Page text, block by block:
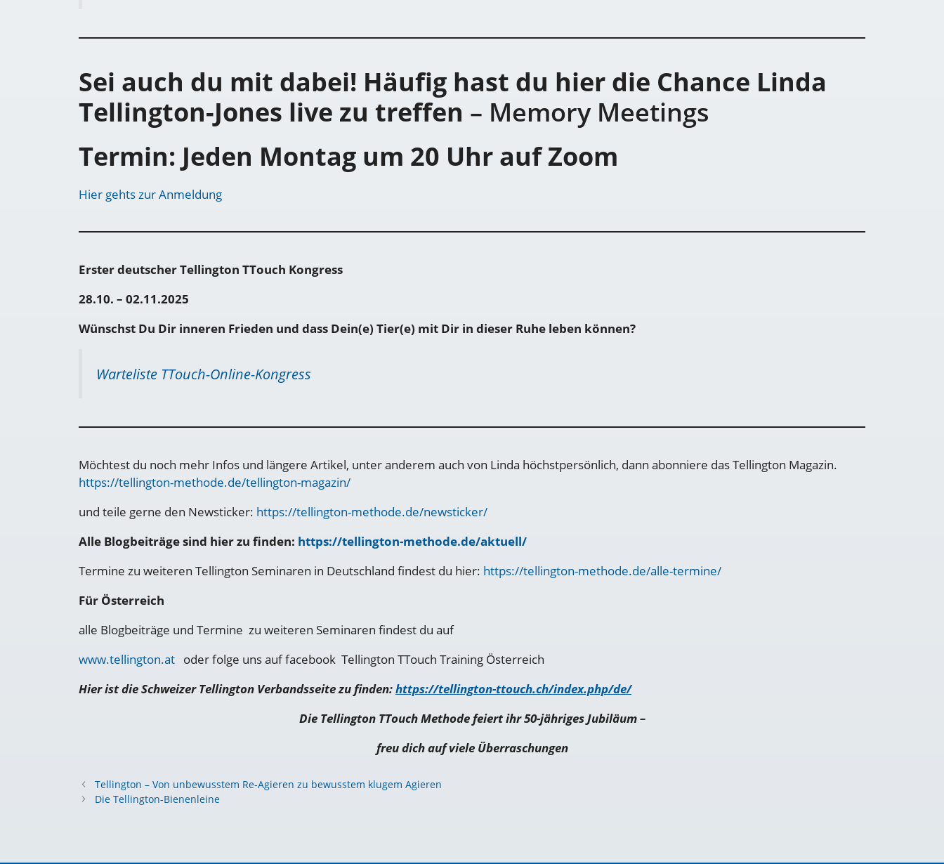
Sei auch du mit dabei! Häufig hast du hier die Chance Linda
Tellington-Jones live zu treffen – Memory Meetings
Termin: Jeden Montag um 20 Uhr auf Zoom
Hier gehts zur Anmeldung
Erster deutscher Tellington TTouch Kongress
28.10. – 02.11.2025
Wünschst Du Dir inneren Frieden und dass Dein(e) Tier(e) mit Dir in dieser Ruhe leben können?
Warteliste TTouch-Online-Kongress
Möchtest du noch mehr Infos und längere Artikel, unter anderem auch von Linda höchstpersönlich, dann abonniere das Tellington Magazin.
https://tellington-methode.de/tellington-magazin/
und teile gerne den Newsticker: https://tellington-methode.de/newsticker/
Alle Blogbeiträge sind hier zu finden: https://tellington-methode.de/aktuell/
Termine zu weiteren Tellington Seminaren in Deutschland findest du hier: https://tellington-methode.de/alle-termine/
Für Österreich
alle Blogbeiträge und Termine zu weiteren Seminaren findest du auf
www.tellington.at oder folge uns auf facebook Tellington TTouch Training Österreich
Hier ist die Schweizer Tellington Verbandsseite zu finden:https://tellington-ttouch.ch/index.php/de/
Die Tellington TTouch Methode feiert ihr 50-jähriges Jubiläum –
freu dich auf viele Überraschungen
Tellington – Von unbewusstem Re-Agieren zu bewusstem klugem Agieren
Die Tellington-Bienenleine